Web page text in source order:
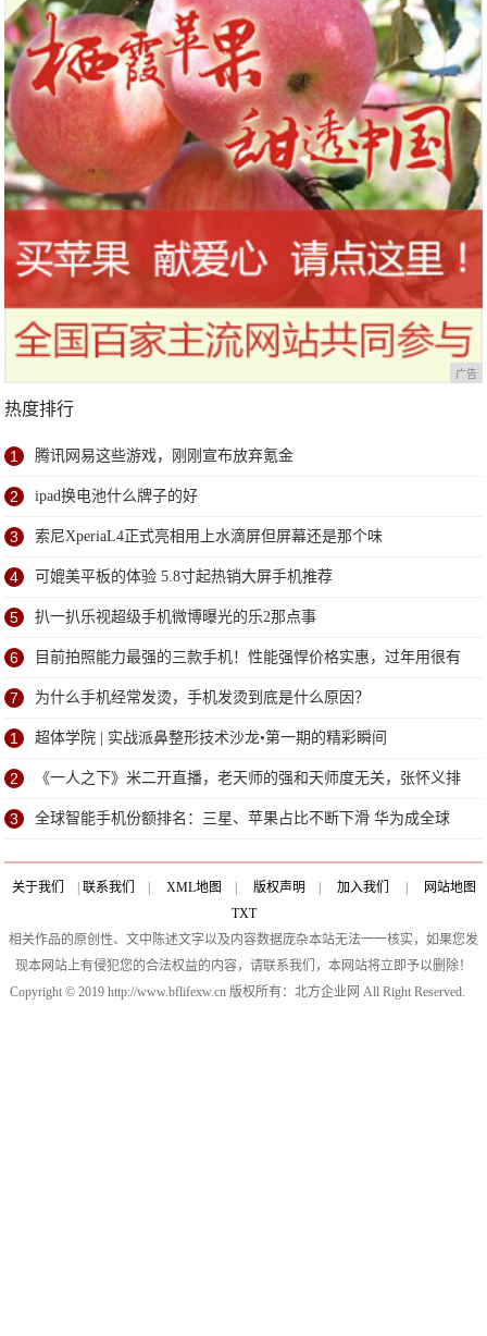
广告
热度排行
1 腾讯网易这些游戏，刚刚宣布放弃氪金
2 ipad换电池什么牌子的好
3 索尼XperiaL4正式亮相用上水滴屏但屏幕还是那个味
4 可媲美平板的体验 5.8寸起热销大屏手机推荐
5 扒一扒乐视超级手机微博曝光的乐2那点事
6 目前拍照能力最强的三款手机！性能强悍价格实惠，过年用很有
面子
7 为什么手机经常发烫，手机发烫到底是什么原因？
1 超体学院 | 实战派鼻整形技术沙龙•第一期的精彩瞬间
2 《一人之下》米二开直播，老天师的强和天师度无关，张怀义排
第二
3 全球智能手机份额排名：三星、苹果占比不断下滑 华为成全球
第二
关于我们 联系我们 XML地图 版权声明 加入我们
网站地图
TXT
相关作品的原创性、文中陈述文字以及内容数据庞杂本站无法一一核实，如果您发
现本网站上有侵犯您的合法权益的内容，请联系我们，本网站将立即予以删除！
Copyright © 2019 http://www.bflifexw.cn 版权所有：北方企业网 All Right Reserved.